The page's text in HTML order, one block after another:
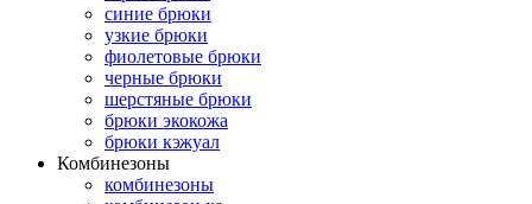
синие брюки
узкие брюки
фиолетовые брюки
черные брюки
шерстяные брюки
брюки экокожа
брюки кэжуал
Комбинезоны
комбинезоны